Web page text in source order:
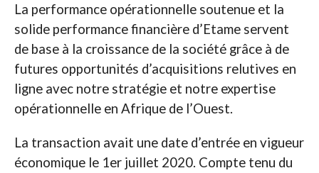
La performance opérationnelle soutenue et la
solide performance financière d’Etame servent
de base à la croissance de la société grâce à de
futures opportunités d’acquisitions relutives en
ligne avec notre stratégie et notre expertise
opérationnelle en Afrique de l’Ouest.
La transaction avait une date d’entrée en vigueur
économique le 1er juillet 2020. Compte tenu du